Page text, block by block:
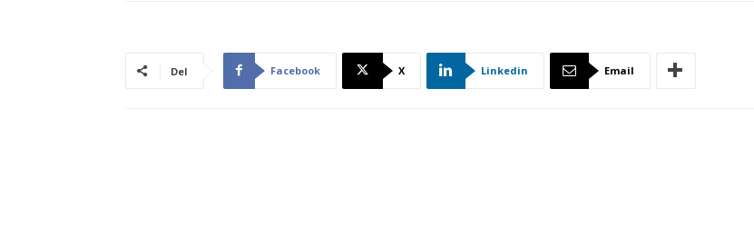
Del Facebook X Linkedin Email